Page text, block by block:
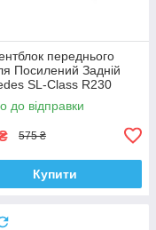
переднього
Посилений Задній
SL-Class R230
). Корея ACSUSS!
, TD4208W ,
до відправки
575 ₴
Купити